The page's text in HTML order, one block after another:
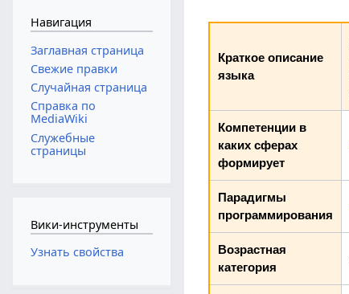
Краткое описание
языка
Компетенции в
каких сферах
формирует
Парадигмы
программирования
Возрастная
категория
Навигация
Заглавная страница
Свежие правки
Случайная страница
Справка по
MediaWiki
Служебные
страницы
Вики-инструменты
Узнать свойства